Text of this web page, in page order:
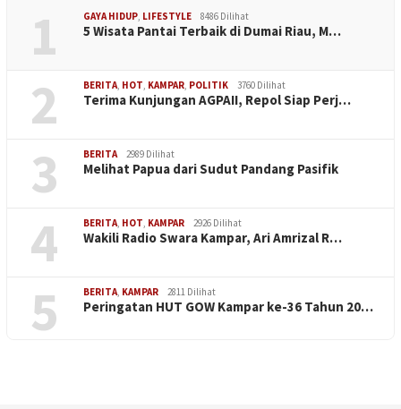
1 GAYA HIDUP LIFESTYLE 8486 Dilihat
5 Wisata Pantai Terbaik di Dumai Riau, M…
2 BERITA HOT KAMPAR POLITIK 3760 Dilihat
Terima Kunjungan AGPAII, Repol Siap Perj…
3 BERITA 2989 Dilihat
Melihat Papua dari Sudut Pandang Pasifik
4 BERITA HOT KAMPAR 2926 Dilihat
Wakili Radio Swara Kampar, Ari Amrizal R…
5 BERITA KAMPAR 2811 Dilihat
Peringatan HUT GOW Kampar ke-36 Tahun 20…